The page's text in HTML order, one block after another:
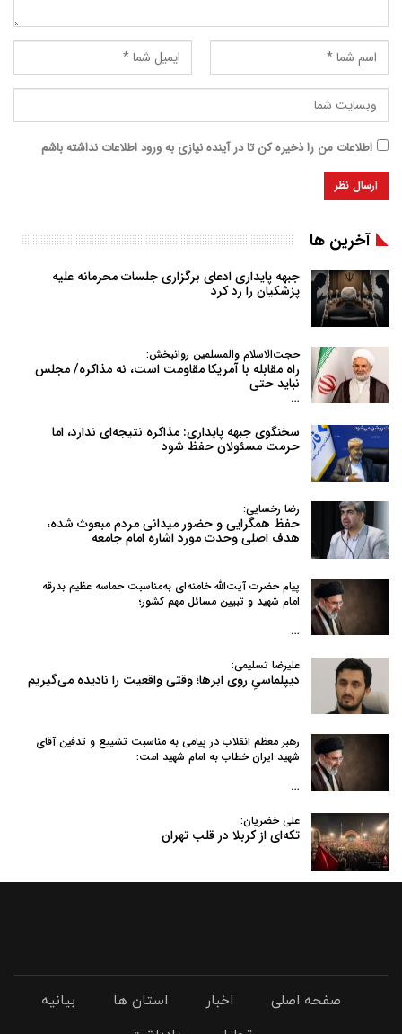
اطلاعات من را ذخیره کن تا در آینده نیازی به ورود اطلاعات نداشته باشم
آخرین ها
جبهه پایداری ادعای برگزاری جلسات محرمانه علیه
پزشکیان را رد کرد
حجت‌الاسلام والمسلمین روانبخش:
راه مقابله با آمریکا مقاومت است، نه مذاکره/ مجلس
نباید حتی
…
سخنگوی جبهه پایداری: مذاکره نتیجه‌ای ندارد، اما
حرمت مسئولان حفظ شود
رضا رخسایی:
حفظ همگرایی و حضور میدانی مردم مبعوث شده،
هدف اصلی وحدت مورد اشاره امام جامعه
پیام حضرت آیت‌الله خامنه‌ای به‌مناسبت حماسه عظیم بدرقه
امام شهید و تبیین مسائل مهم کشور؛
…
علیرضا تسلیمی:
دیپلماسیِ روی ابرها؛ وقتی واقعیت را نادیده می‌گیریم
رهبر معظم انقلاب در پیامی به‌ مناسبت تشییع و تدفین آقای
شهید ایران خطاب به امام شهید امت:
…
علی خضریان:
تکه‌ای از کربلا در قلب تهران
صفحه اصلی اخبار استان ها
بیانیه